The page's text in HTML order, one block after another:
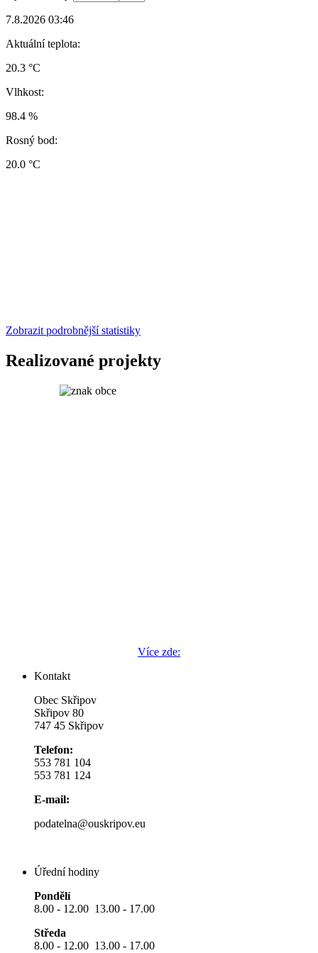
7.8.2026 03:46
Aktuální teplota:
20.3 °C
Vlhkost:
98.4 %
Rosný bod:
20.0 °C
Zobrazit podrobnější statistiky
Realizované projekty
Více zde:
Kontakt
Obec Skřipov
Skřipov 80
747 45 Skřipov
Telefon:
553 781 104
553 781 124
E-mail:
podatelna@ouskripov.eu
Úřední hodiny
Pondělí
8.00 - 12.00 13.00 - 17.00
Středa
8.00 - 12.00 13.00 - 17.00